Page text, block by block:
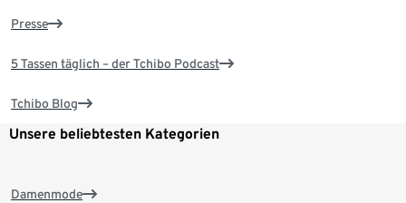
Presse
5 Tassen täglich – der Tchibo Podcast
Tchibo Blog
Unsere beliebtesten Kategorien
Damenmode